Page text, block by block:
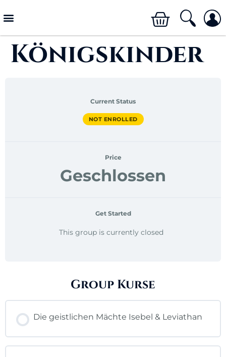
Königskinder
Current Status
NOT ENROLLED
Price
Geschlossen
Get Started
This group is currently closed
Group Kurse
Die geistlichen Mächte Isebel & Leviathan